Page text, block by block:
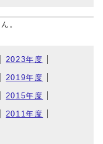
。
2023年度
2019年度
2015年度
2011年度